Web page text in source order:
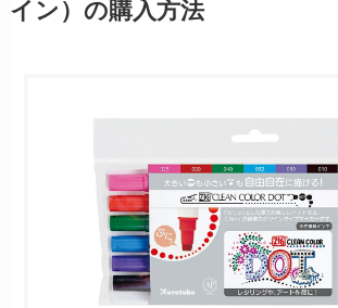
イン）の購入方法